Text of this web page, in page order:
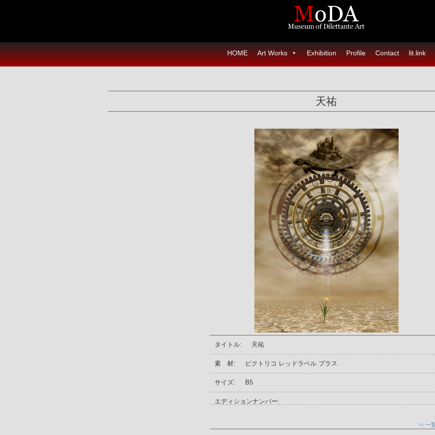
HOME Art Works Exhibition Profile Contact lit.link
天祐
タイトル: 天祐
素 材: ピクトリコ レッドラベル プラス
サイズ: B5
エディションナンバー:
⇒ 一